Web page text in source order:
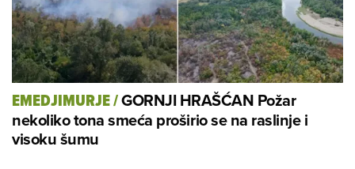
EMEDJIMURJE/GORNJI HRAŠĆAN Požar
nekoliko tona smeća proširio se na raslinje i
visoku šumu